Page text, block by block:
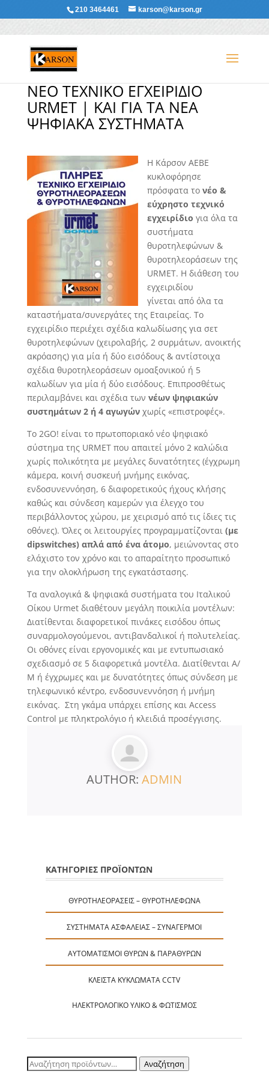
210 3464461 karson@karson.gr
ΝΕΟ ΤΕΧΝΙΚΟ ΕΓΧΕΙΡΙΔΙΟ
URMET | ΚΑΙ ΓΙΑ ΤΑ ΝΈΑ
ΨΗΦΙΑΚΆ ΣΥΣΤΉΜΑΤΑ
H Κάρσον ΑΕΒΕ
κυκλοφόρησε
πρόσφατα το νέο &
εύχρηστο τεχνικό
εγχειρίδιο για όλα τα
συστήματα
θυροτηλεφώνων &
θυροτηλεοράσεων της
URMET. Η διάθεση του
εγχειριδίου
γίνεται από όλα τα
καταστήματα/συνεργάτες της Εταιρείας. Το
εγχειρίδιο περιέχει σχέδια καλωδίωσης για σετ
θυροτηλεφώνων (χειρολαβής, 2 συρμάτων, ανοικτής
ακρόασης) για μία ή δύο εισόδους & αντίστοιχα
σχέδια θυροτηλεοράσεων ομοαξονικού ή 5
καλωδίων για μία ή δύο εισόδους. Επιπροσθέτως
περιλαμβάνει και σχέδια των νέων ψηφιακών
συστημάτων 2 ή 4 αγωγώνχωρίς «επιστροφές».
Το 2GO! είναι το πρωτοποριακό νέο ψηφιακό
σύστημα της URMET που απαιτεί μόνο 2 καλώδια
χωρίς πολικότητα με μεγάλες δυνατότητες (έγχρωμη
κάμερα, κοινή συσκευή μνήμης εικόνας,
ενδοσυνεννόηση, 6 διαφορετικούς ήχους κλήσης
καθώς και σύνδεση καμερών για έλεγχο του
περιβάλλοντος χώρου, με χειρισμό από τις ίδιες τις
οθόνες). Όλες οι λειτουργίες προγραμματίζονται (με
dipswitches) απλά από ένα άτομο, μειώνοντας στο
ελάχιστο τον χρόνο και το απαραίτητο προσωπικό
για την ολοκλήρωση της εγκατάστασης.
Τα αναλογικά & ψηφιακά συστήματα του Ιταλικού
Οίκου Urmet διαθέτουν μεγάλη ποικιλία μοντέλων:
Διατίθενται διαφορετικοί πινάκες εισόδου όπως
συναρμολογούμενοι, αντιβανδαλικοί ή πολυτελείας.
Οι οθόνες είναι εργονομικές και με εντυπωσιακό
σχεδιασμό σε 5 διαφορετικά μοντέλα. Διατίθενται Α/
Μ ή έγχρωμες και με δυνατότητες όπως σύνδεση με
τηλεφωνικό κέντρο, ενδοσυνεννόηση ή μνήμη
εικόνας. Στη γκάμα υπάρχει επίσης και Access
Control με πληκτρολόγιο ή κλειδιά προσέγγισης.
AUTHOR:ADMIN
ΚΑΤΗΓΟΡΙΕΣ ΠΡΟΪΟΝΤΩΝ
ΘΥΡΟΤΗΛΕΟΡΆΣΕΙΣ – ΘΥΡΟΤΗΛΈΦΩΝΑ
ΣΥΣΤΉΜΑΤΑ ΑΣΦΑΛΕΊΑΣ – ΣΥΝΑΓΕΡΜΟΊ
ΑΥΤΟΜΑΤΙΣΜΟΊ ΘΥΡΏΝ & ΠΑΡΑΘΎΡΩΝ
ΚΛΕΙΣΤΆ ΚΥΚΛΏΜΑΤΑ CCTV
ΗΛΕΚΤΡΟΛΟΓΙΚΌ ΥΛΙΚΌ & ΦΩΤΙΣΜΌΣ
Αναζήτηση
Αναζήτηση